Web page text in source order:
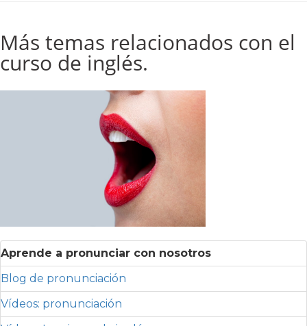
Más temas relacionados con el
curso de inglés.
Aprende a pronunciar con nosotros
Blog de pronunciación
Vídeos: pronunciación